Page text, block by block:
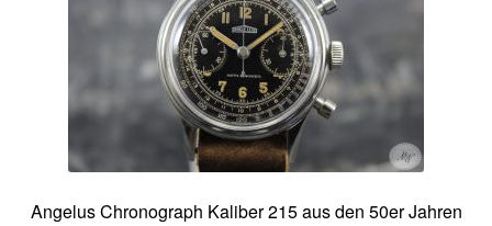
Angelus Chronograph Kaliber 215 aus den 50er Jahren